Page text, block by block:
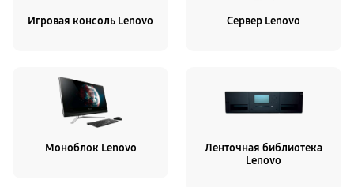
Игровая консоль Lenovo Сервер Lenovo
Моноблок Lenovo
Ленточная библиотека
Lenovo